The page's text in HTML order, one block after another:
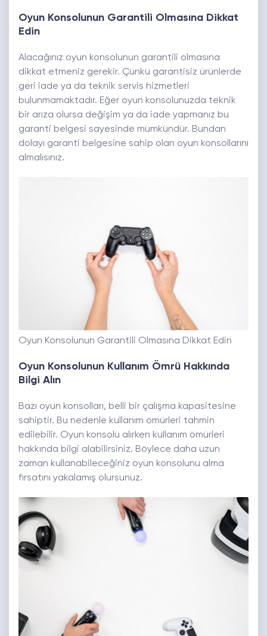
Oyun Konsolunun Garantili Olmasına Dikkat
Edin
Alacağınız oyun konsolunun garantili olmasına
dikkat etmeniz gerekir. Çünkü garantisiz ürünlerde
geri iade ya da teknik servis hizmetleri
bulunmamaktadır. Eğer oyun konsolunuzda teknik
bir arıza olursa değişim ya da iade yapmanız bu
garanti belgesi sayesinde mümkündür. Bundan
dolayı garanti belgesine sahip olan oyun konsollarını
almalısınız.
Oyun Konsolunun Garantili Olmasına Dikkat Edin
Oyun Konsolunun Kullanım Ömrü Hakkında
Bilgi Alın
Bazı oyun konsolları, belli bir çalışma kapasitesine
sahiptir. Bu nedenle kullanım ömürleri tahmin
edilebilir. Oyun konsolu alırken kullanım ömürleri
hakkında bilgi alabilirsiniz. Böylece daha uzun
zaman kullanabileceğiniz oyun konsolunu alma
fırsatını yakalamış olursunuz.